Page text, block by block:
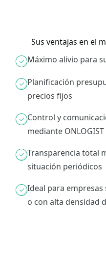
Sus ventajas en el
Máximo alivio para
Planificación
precios fijos
Control y
mediante ONLOGIST
Transparencia total
situación periódicos
Ideal para
o con alta densidad